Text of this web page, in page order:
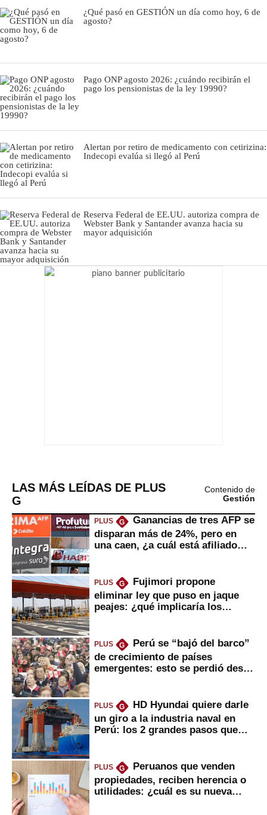
¿Qué pasó en GESTIÓN un día como hoy, 6 de
agosto?
Pago ONP agosto 2026: ¿cuándo recibirán el
pago los pensionistas de la ley 19990?
Alertan por retiro de medicamento con cetirizina:
Indecopi evalúa si llegó al Perú
Reserva Federal de EE.UU. autoriza compra de
Webster Bank y Santander avanza hacia su
mayor adquisición
LAS MÁS LEÍDAS DE PLUS
G
Contenido de
Gestión
PLUS G
Ganancias de tres AFP se
disparan más de 24%, pero en
una caen, ¿a cuál está afiliado
PLUS G
Fujimori propone
eliminar ley que puso en jaque
peajes: ¿qué implicaría los
PLUS G
Perú se “bajó del barco”
de crecimiento de países
emergentes: esto se perdió desde
PLUS G
HD Hyundai quiere darle
un giro a la industria naval en
Perú: los 2 grandes pasos que
PLUS G
Peruanos que venden
propiedades, reciben herencia o
utilidades: ¿cuál es su nueva